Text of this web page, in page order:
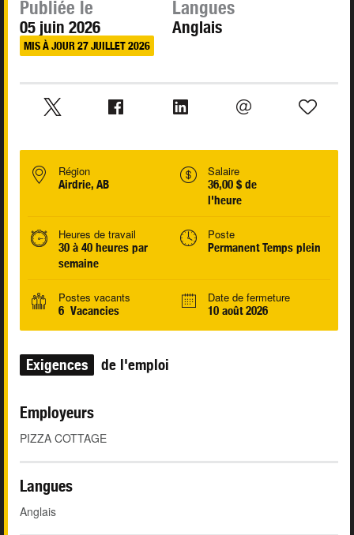
Publiée le
05 juin 2026
MIS À JOUR 27 JUILLET 2026
Langues
Anglais
Région
Airdrie, AB
Salaire
36,00 $ de
l'heure
Heures de travail
30 à 40 heures par
semaine
Poste
Permanent Temps plein
Postes vacants
6 Vacancies
Date de fermeture
10 août 2026
Exigences de l'emploi
Employeurs
PIZZA COTTAGE
Langues
Anglais